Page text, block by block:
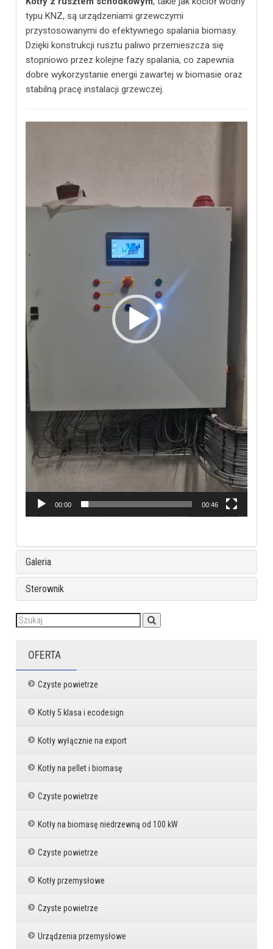
typu KNZ, są urządzeniami grzewczymi
przystosowanymi do efektywnego spalania biomasy.
Dzięki konstrukcji rusztu paliwo przemieszcza się
stopniowo przez kolejne fazy spalania, co zapewnia
dobre wykorzystanie energii zawartej w biomasie oraz
stabilną pracę instalacji grzewczej.
00:00 00:46
Galeria
Sterownik
OFERTA
Czyste powietrze
Kotły 5 klasa i ecodesign
Kotły wyłącznie na export
Kotły na pellet i biomasę
Czyste powietrze
Kotły na biomasę niedrzewną od 100 kW
Czyste powietrze
Kotły przemysłowe
Czyste powietrze
Urządzenia przemysłowe